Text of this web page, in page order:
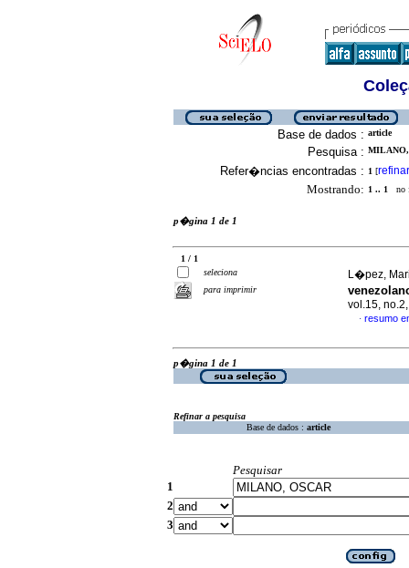
Base de dados : article
Pesquisa :
Refer�ncias encontradas : 1 [refinar
Mostrando: 1 .. 1 no
p�gina 1 de 1
1 / 1
seleciona
para imprimir
L�pez,
vol.15,
· resumo
p�gina 1 de 1
Refinar a pesquisa
Base de dados : article
Pesquisar
1
2
3